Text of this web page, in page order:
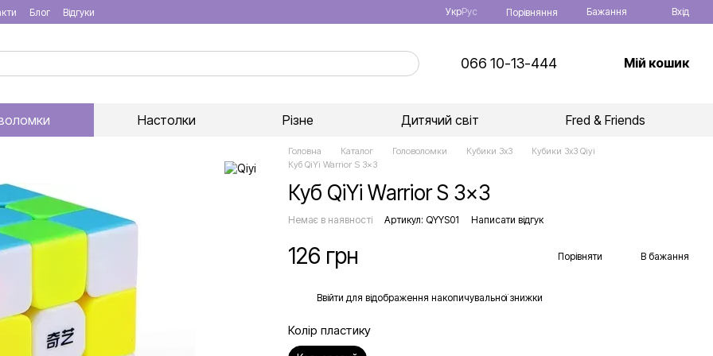
Блог Відгуки УкрРус Порівняння Бажання Вхід
066 10-13-444 Мій кошик
Настолки Різне Дитячий світ Fred & Friends
Головна Каталог Головоломки Кубики 3x3
Кубики 3x3 Qiyi
Куб QiYi Warrior S 3x3
Куб QiYi Warrior S 3x3
Немає в наявності Артикул: QYYS01 Написати відгук
126 грн Порівняти В бажання
Ввійти для відображення накопичувальної знижки
Колір пластику